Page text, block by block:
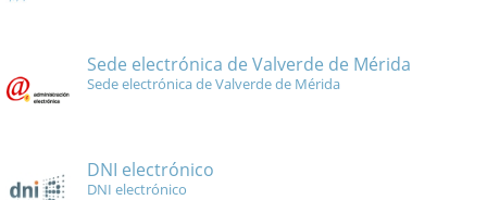
Sede electrónica de Valverde de Mérida
Sede electrónica de Valverde de Mérida
DNI electrónico
DNI electrónico